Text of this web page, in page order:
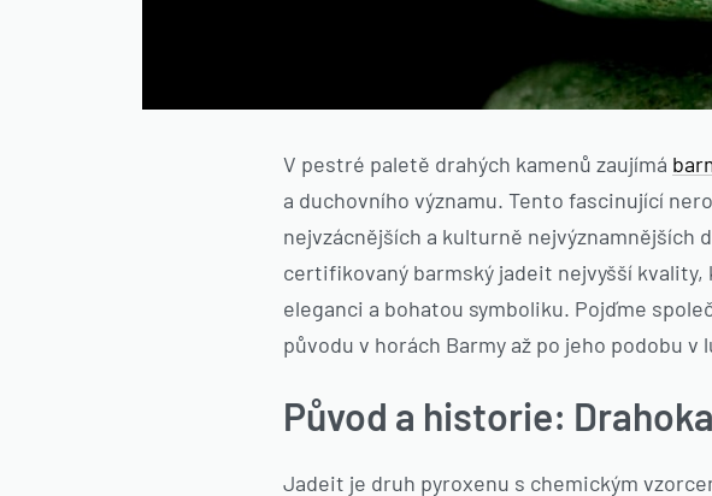
V pestré paletě drahých kamenů zaujímá
a duchovního významu. Tento fascinující
nejvzácnějších a kulturně nejvýznamnějších
certifikovaný barmský jadeit nejvyšší
eleganci a bohatou symboliku. Pojďme
původu v horách Barmy až po jeho podobu v
Původ a historie:
Jadeit je druh pyroxenu s chemickým